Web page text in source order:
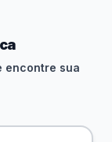
encontre sua